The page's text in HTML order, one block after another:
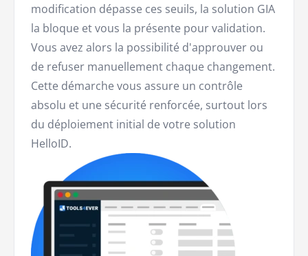
modification dépasse ces seuils, la solution GIA
la bloque et vous la présente pour validation.
Vous avez alors la possibilité d'approuver ou
de refuser manuellement chaque changement.
Cette démarche vous assure un contrôle
absolu et une sécurité renforcée, surtout lors
du déploiement initial de votre solution
HelloID.